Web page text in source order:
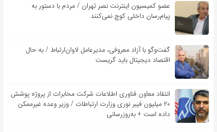
عضو کمیسیون اینترنت نصر تهران / مردم با دستور به
پیام‌رسان داخلی کوچ نمی‌کنند
گفت‌و‌گو با آزاد معروفی، مدیرعامل لاوان‌ارتباط / به حال
اقتصاد دیجیتال باید گریست
انتقاد معاون فناوری اطلاعات شرکت مخابرات از پروژه پوشش
۲۰ میلیون فیبر نوری وزارت ارتباطات / وزیر وعده غیرممکن
داده است + به‌روزرسانی